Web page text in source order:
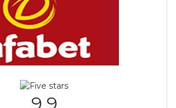
9.9